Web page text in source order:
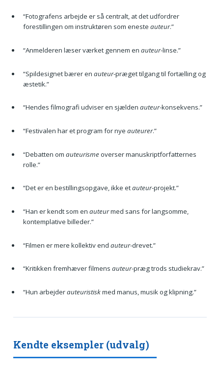
“Fotografens arbejde er så centralt, at det udfordrer
forestillingen om instruktøren som eneste auteur.”
“Anmelderen læser værket gennem en auteur-linse.”
“Spildesignet bærer en auteur-præget tilgang til fortælling og
æstetik.”
“Hendes filmografi udviser en sjælden auteur-konsekvens.”
“Festivalen har et program for nye auteurer.”
“Debatten om auteurismeoverser manuskriptforfatternes
rolle.”
“Det er en bestillingsopgave, ikke etauteur-projekt.”
“Han er kendt som en auteurmed sans for langsomme,
kontemplative billeder.”
“Filmen er mere kollektiv end auteur-drevet.”
“Kritikken fremhæver filmens auteur-præg trods studiekrav.”
“Hun arbejderauteuristiskmed manus, musik og klipning.”
Kendte eksempler (udvalg)